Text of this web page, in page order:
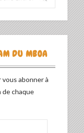
DU MBOA
abonner à
chaque